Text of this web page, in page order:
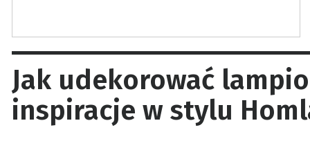
Jak udekorować
inspiracje w stylu